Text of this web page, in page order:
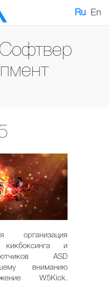
Ru En
кикбоксинга и
ASD
вниманию
W5Kick.